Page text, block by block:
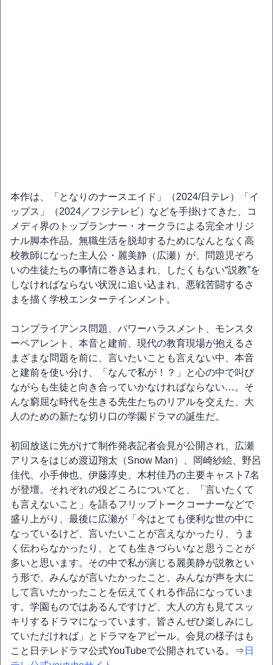
本作は、「となりのナースエイド」（2024/日テレ）「イ
ップス」（2024／フジテレビ）などを手掛けてきた、コ
メディ界のトップランナー・オークラによる完全オリジ
ナル脚本作品。無職生活を脱却するためになんとなく高
校教師になった主人公・麗美静（広瀬）が、問題児ぞろ
いの生徒たちの事情に巻き込まれ、したくもない“説教”を
しなければならない状況に追い込まれ、悪戦苦闘するさ
まを描く学校エンターテインメント。
コンプライアンス問題、パワーハラスメント、モンスタ
ーペアレント、本音と建前、現代の教育現場が抱えるさ
まざまな問題を前に、言いたいことも言えない中、本音
と建前を使い分け、「なんで私が！？」と心の中で叫び
ながらも生徒と向き合っていかなければならない…。そ
んな窮屈な時代を生きる先生たちのリアルを交えた、大
人のための新たな切り口の学園ドラマの誕生だ。
初回放送に先がけて制作発表記者会見が公開され、広瀬
アリスをはじめ渡辺翔太（Snow Man）、岡崎紗絵、野呂
佳代、小手伸也、伊藤淳史、木村佳乃の主要キャスト7名
が登壇。それぞれの役どころについてと、「言いたくて
も言えないこと」を語るフリップトークコーナーなどで
盛り上がり、最後に広瀬が「今はとても便利な世の中に
なっているけど、言いたいことが言えなかったり、うま
く伝わらなかったり、とても生きづらいなと思うことが
多いと思います。その中で私が演じる麗美静が説教とい
う形で、みんなが言いたかったこと、みんなが声を大に
して言いたかったことを伝えてくれる作品になっていま
す。学園ものではあるんですけど、大人の方も見てスッ
キリするドラマになっています。皆さんぜひ楽しみにし
ていただければ」とドラマをアピール。会見の様子はも
こと日テレドラマ公式YouTubeで公開されている。⇒ 日